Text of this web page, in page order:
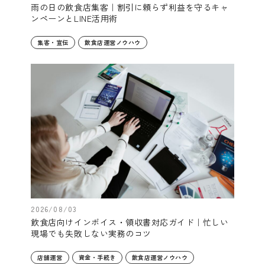
雨の日の飲食店集客｜割引に頼らず利益を守るキャ
ンペーンとLINE活用術
集客・宣伝 飲食店運営ノウハウ
2026/08/03
飲食店向けインボイス・領収書対応ガイド｜忙しい
現場でも失敗しない実務のコツ
店舗運営 資金・手続き 飲食店運営ノウハウ